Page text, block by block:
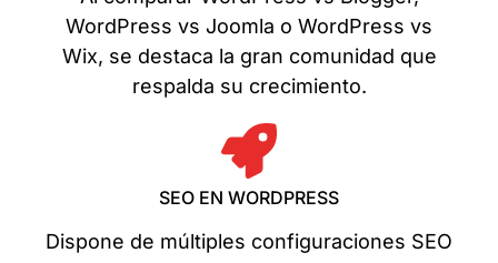
WordPress vs Joomla o WordPress vs
Wix, se destaca la gran comunidad que
respalda su crecimiento.
SEO EN WORDPRESS
Dispone de múltiples configuraciones SEO